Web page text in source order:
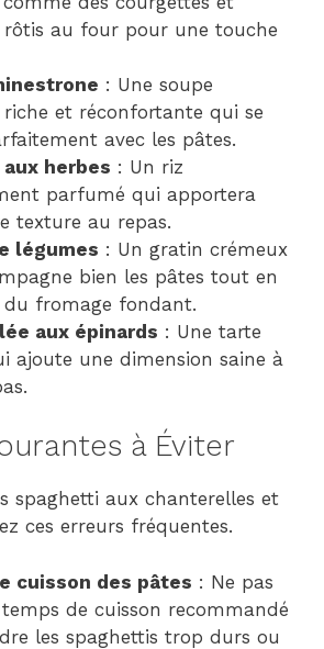
rôtis au four pour une touche
: Une soupe
et réconfortante qui se
avec les pâtes.
herbes : Un riz
parfumé qui apportera
texture au repas.
légumes : Un gratin crémeux
bien les pâtes tout en
fromage fondant.
aux épinards : Une tarte
ajoute une dimension saine à
à Éviter
spaghetti aux chanterelles et
ces erreurs fréquentes.
cuisson des pâtes : Ne pas
de cuisson recommandé
les spaghettis trop durs ou